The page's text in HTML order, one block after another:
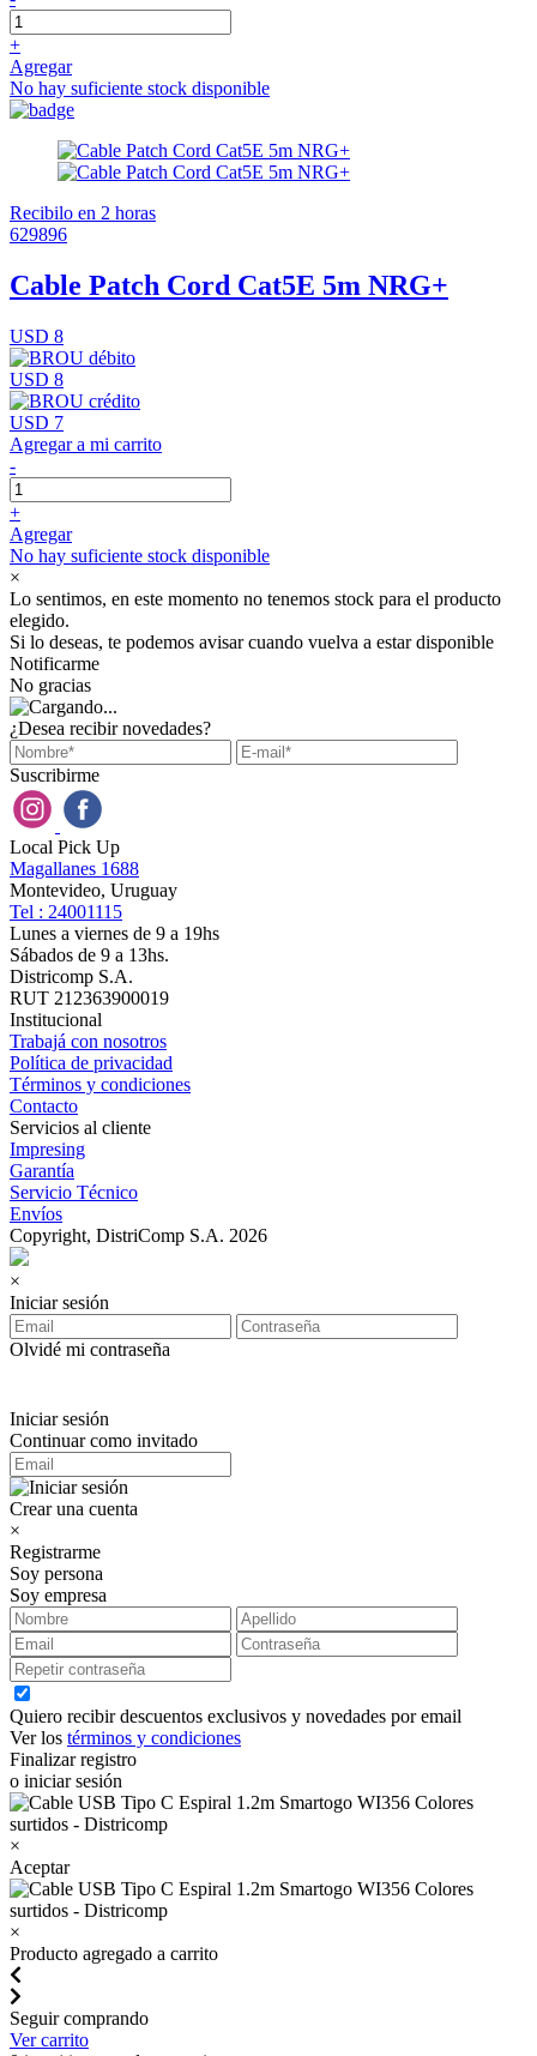
+
Agregar
No hay suficiente stock disponible
Recibilo en 2 horas
629896
Cable Patch Cord Cat5E 5m NRG+
USD 8
USD 8
USD 7
Agregar a mi carrito
-
+
Agregar
No hay suficiente stock disponible
×
Lo sentimos, en este momento no tenemos stock para el producto
elegido.
Si lo deseas, te podemos avisar cuando vuelva a estar disponible
Notificarme
No gracias
¿Desea recibir novedades?
Suscribirme
Local Pick Up
Magallanes 1688
Montevideo, Uruguay
Tel : 24001115
Lunes a viernes de 9 a 19hs
Sábados de 9 a 13hs.
Districomp S.A.
RUT 212363900019
Institucional
Trabajá con nosotros
Política de privacidad
Términos y condiciones
Contacto
Servicios al cliente
Impresing
Garantía
Servicio Técnico
Envíos
Copyright, DistriComp S.A. 2026
×
Iniciar sesión
Olvidé mi contraseña
Iniciar sesión
Continuar como invitado
Crear una cuenta
×
Registrarme
Soy persona
Soy empresa
Quiero recibir descuentos exclusivos y novedades por email
Ver los términos y condiciones
Finalizar registro
o iniciar sesión
×
Aceptar
×
Producto agregado a carrito
Seguir comprando
Ver carrito